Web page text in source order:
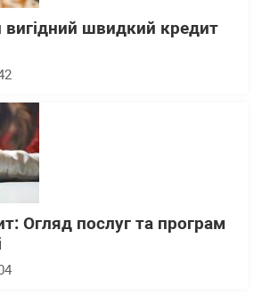
вигідний швидкий кредит
Огляд послуг та програм